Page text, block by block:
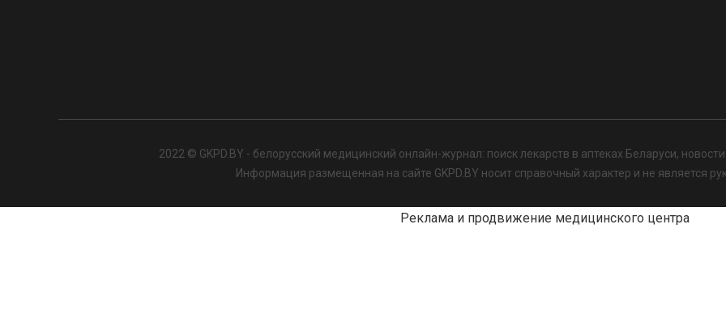
2022 © GKPD.BY - белорусский медицинский онлайн-журнал: поиск лекарств в аптеках Беларуси,
Информация размещенная на сайте GKPD.BY носит справочный характер и не является
Реклама и продвижение медицинского центра